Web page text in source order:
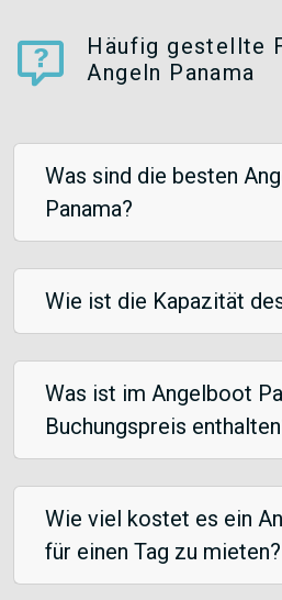
Häufig gestellte
Angeln Panama
Was sind die besten
Panama?
Wie ist die Kapazität
Was ist im Angelboot
Buchungspreis
Wie viel kostet es ein
für einen Tag zu mieten?